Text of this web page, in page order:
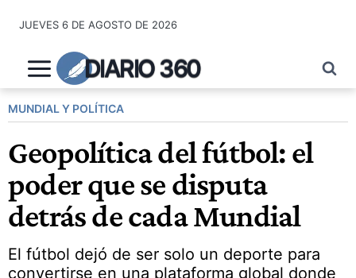
contenido
JUEVES 6 DE AGOSTO DE 2026
DIARIO 360
MUNDIAL Y POLÍTICA
Geopolítica del fútbol: el
poder que se disputa
detrás de cada Mundial
El fútbol dejó de ser solo un deporte para
convertirse en una plataforma global donde